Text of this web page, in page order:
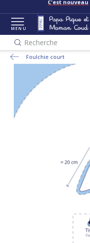
C'est nouveau
MENU
Recherche
Foulchie court